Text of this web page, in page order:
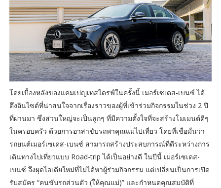
โดยเบื้องหลังของแคมเปญเทสไดรฟ์ในครั้งนี้ เมอร์เซเดส-เบนซ์ ได้
ดึงอินไซด์ที่น่าสนใจจากเรื่องราวของผู้ที่เข้าร่วมกิจกรรมในช่วง 2 ปี
ที่ผ่านมา ซึ่งส่วนใหญ่จะเป็นลูกๆ ที่มีความตั้งใจที่จะสร้างโมเมนต์ดีๆ
ในครอบครัว ด้วยการอาสาขับรถพาคุณแม่ไปเที่ยว โดยที่เชื่อมั่นว่า
รถยนต์เมอร์เซเดส-เบนซ์ สามารถสร้างประสบการณ์ที่ดีระหว่างการ
เดินทางไปเที่ยวแบบ Road-trip ได้เป็นอย่างดี ในปีนี้ เมอร์เซเดส-
เบนซ์ จึงผุดไอเดียใหม่ที่ไม่ได้หาผู้ร่วมกิจกรรม แต่เปลี่ยนเป็นการเปิด
รับสมัคร “คนขับรถส่วนตัว (ให้คุณแม่)” และกำหนดคุณสมบัติที่